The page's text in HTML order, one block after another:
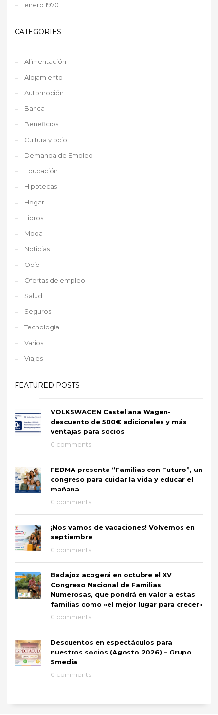
enero 1970
CATEGORIES
Alimentación
Alojamiento
Automoción
Banca
Beneficios
Cultura y ocio
Demanda de Empleo
Educación
Hipotecas
Hogar
Libros
Moda
Noticias
Ocio
Ofertas de empleo
Salud
Seguros
Tecnología
Varios
Viajes
FEATURED POSTS
VOLKSWAGEN Castellana Wagen-
descuento de 500€ adicionales y más
ventajas para socios
0 comments
FEDMA presenta “Familias con Futuro”, un
congreso para cuidar la vida y educar el
mañana
0 comments
¡Nos vamos de vacaciones! Volvemos en
septiembre
0 comments
Badajoz acogerá en octubre el XV
Congreso Nacional de Familias
Numerosas, que pondrá en valor a estas
familias como «el mejor lugar para crecer»
0 comments
Descuentos en espectáculos para
nuestros socios (Agosto 2026) – Grupo
Smedia
0 comments